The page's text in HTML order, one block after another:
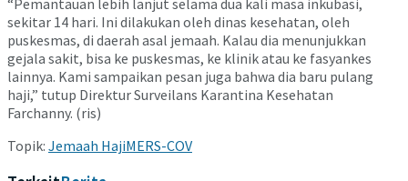
“Pemantauan lebih lanjut selama dua kali masa inkubasi,
sekitar 14 hari. Ini dilakukan oleh dinas kesehatan, oleh
puskesmas, di daerah asal jemaah. Kalau dia menunjukkan
gejala sakit, bisa ke puskesmas, ke klinik atau ke fasyankes
lainnya. Kami sampaikan pesan juga bahwa dia baru pulang
haji,” tutup Direktur Surveilans Karantina Kesehatan
Farchanny. (ris)
Topik: Jemaah HajiMERS-COV